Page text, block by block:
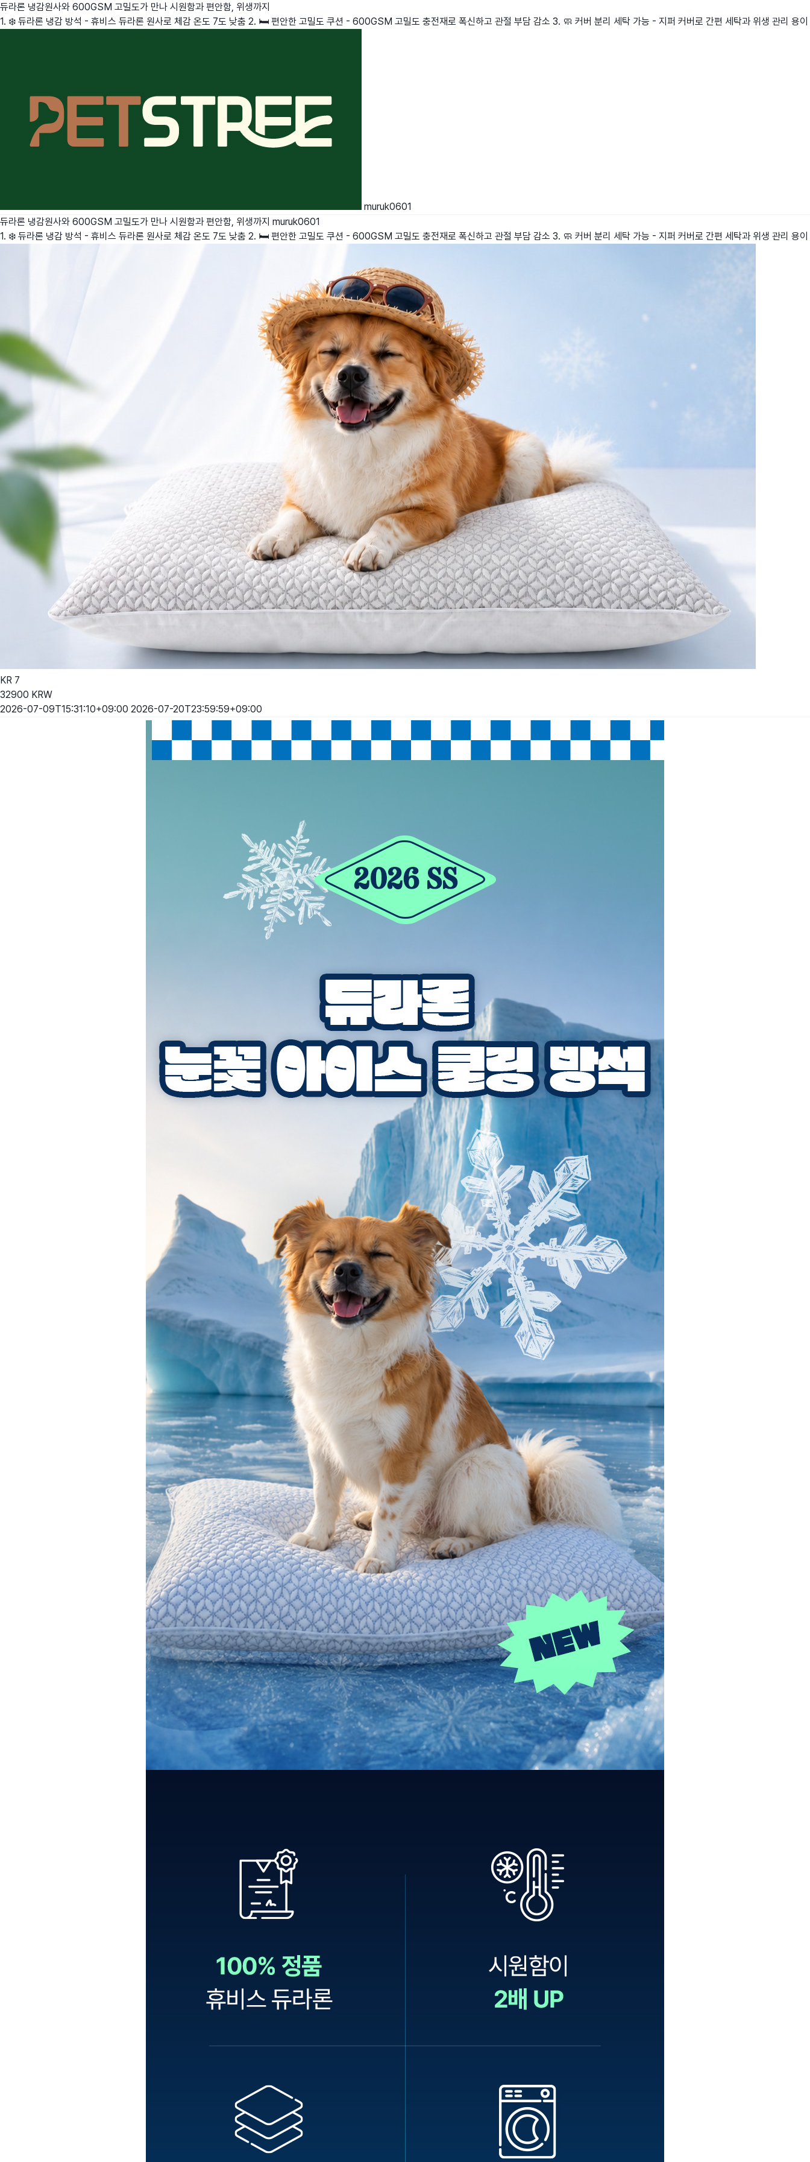
듀라론 냉감원사와 600GSM 고밀도가 만나 시원함과 편안함, 위생까지
1. ❄️ 듀라론 냉감 방석 - 휴비스 듀라론 원사로 체감 온도 7도 낮춤 2. 🛏️ 편안한 고밀도 쿠션 - 600GSM 고밀도 충전재로 폭신하고 관절 부담 감소 3. 🧼 커버 분리 세탁 가능 - 지퍼 커버로 간편 세탁과 위생 관리 용이
muruk0601
듀라론 냉감원사와 600GSM 고밀도가 만나 시원함과 편안함, 위생까지 muruk0601
1. ❄️ 듀라론 냉감 방석 - 휴비스 듀라론 원사로 체감 온도 7도 낮춤 2. 🛏️ 편안한 고밀도 쿠션 - 600GSM 고밀도 충전재로 폭신하고 관절 부담 감소 3. 🧼 커버 분리 세탁 가능 - 지퍼 커버로 간편 세탁과 위생 관리 용이
KR 7
32900 KRW
2026-07-09T15:31:10+09:00 2026-07-20T23:59:59+09:00